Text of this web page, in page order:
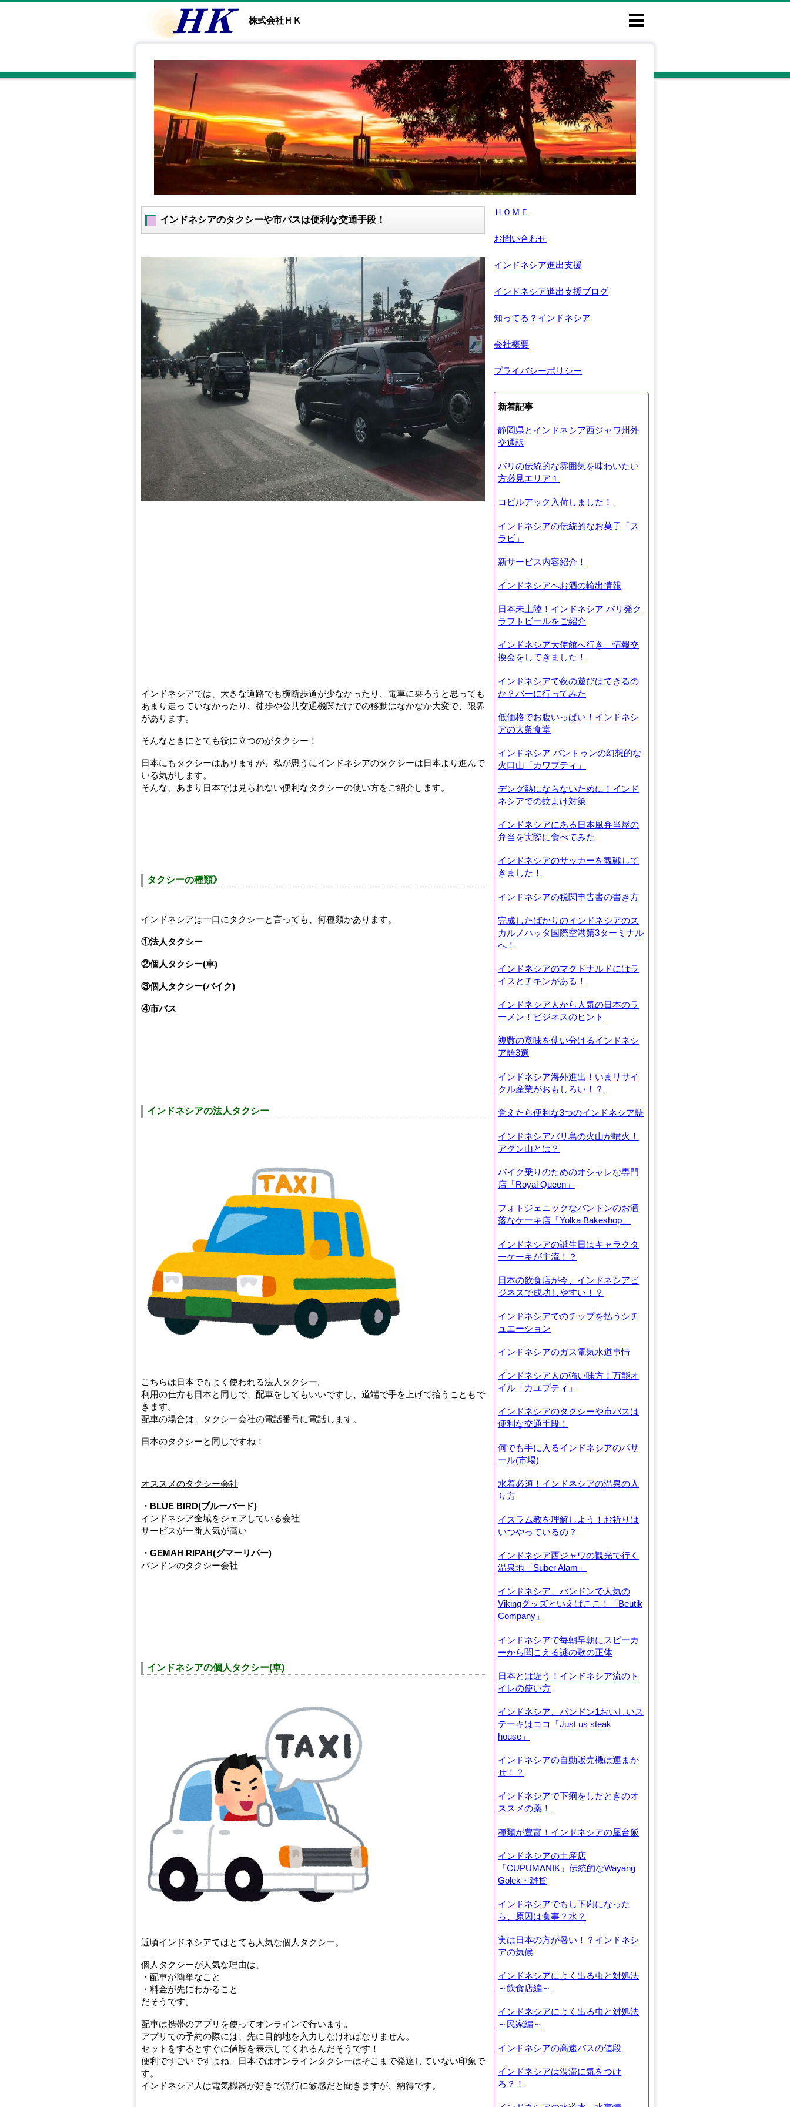
株式会社ＨＫ
インドネシアのタクシーや市バスは便利な交通手段！
インドネシアでは、大きな道路でも横断歩道が少なかったり、電車に乗ろうと思っても
あまり走っていなかったり、徒歩や公共交通機関だけでの移動はなかなか大変で、限界
があります。
そんなときにとても役に立つのがタクシー！
日本にもタクシーはありますが、私が思うにインドネシアのタクシーは日本より進んで
いる気がします。
そんな、あまり日本では見られない便利なタクシーの使い方をご紹介します。
タクシーの種類》
インドネシアは一口にタクシーと言っても、何種類かあります。
①法人タクシー
②個人タクシー(車)
③個人タクシー(バイク)
④市バス
インドネシアの法人タクシー
こちらは日本でもよく使われる法人タクシー。
利用の仕方も日本と同じで、配車をしてもいいですし、道端で手を上げて拾うこともで
きます。
配車の場合は、タクシー会社の電話番号に電話します。
日本のタクシーと同じですね！
オススメのタクシー会社
・BLUE BIRD(ブルーバード)
インドネシア全域をシェアしている会社
サービスが一番人気が高い
・GEMAH RIPAH(グマーリパー)
バンドンのタクシー会社
インドネシアの個人タクシー(車)
近頃インドネシアではとても人気な個人タクシー。
個人タクシーが人気な理由は、
・配車が簡単なこと
・料金が先にわかること
だそうです。
配車は携帯のアプリを使ってオンラインで行います。
アプリでの予約の際には、先に目的地を入力しなければなりません。
セットをするとすぐに値段を表示してくれるんだそうです！
便利ですごいですよね。日本ではオンラインタクシーはそこまで発達していない印象で
す。
インドネシア人は電気機器が好きで流行に敏感だと聞きますが、納得です。
ＨＯＭＥ
お問い合わせ
インドネシア進出支援
インドネシア進出支援ブログ
知ってる？インドネシア
会社概要
プライバシーポリシー
新着記事
静岡県とインドネシア西ジャワ州外
交通訳
バリの伝統的な雰囲気を味わいたい
方必見エリア１
コピルアック入荷しました！
インドネシアの伝統的なお菓子「ス
ラビ」
新サービス内容紹介！
インドネシアへお酒の輸出情報
日本未上陸！インドネシア バリ発ク
ラフトビールをご紹介
インドネシア大使館へ行き、情報交
換会をしてきました！
インドネシアで夜の遊びはできるの
か？バーに行ってみた
低価格でお腹いっぱい！インドネシ
アの大衆食堂
インドネシア バンドゥンの幻想的な
火口山「カワプティ」
デング熱にならないために！インド
ネシアでの蚊よけ対策
インドネシアにある日本風弁当屋の
弁当を実際に食べてみた
インドネシアのサッカーを観戦して
きました！
インドネシアの税関申告書の書き方
完成したばかりのインドネシアのス
カルノハッタ国際空港第3ターミナル
へ！
インドネシアのマクドナルドにはラ
イスとチキンがある！
インドネシア人から人気の日本のラ
ーメン！ビジネスのヒント
複数の意味を使い分けるインドネシ
ア語3選
インドネシア海外進出！いまリサイ
クル産業がおもしろい！？
覚えたら便利な3つのインドネシア語
インドネシアバリ島の火山が噴火！
アグン山とは？
バイク乗りのためのオシャレな専門
店「Royal Queen」
フォトジェニックなバンドンのお洒
落なケーキ店「Yolka Bakeshop」
インドネシアの誕生日はキャラクタ
ーケーキが主流！？
日本の飲食店が今、インドネシアビ
ジネスで成功しやすい！？
インドネシアでのチップを払うシチ
ュエーション
インドネシアのガス電気水道事情
インドネシア人の強い味方！万能オ
イル「カユプティ」
インドネシアのタクシーや市バスは
便利な交通手段！
何でも手に入るインドネシアのパサ
ール(市場)
水着必須！インドネシアの温泉の入
り方
イスラム教を理解しよう！お祈りは
いつやっているの？
インドネシア西ジャワの観光で行く
温泉地「Suber Alam」
インドネシア、バンドンで人気の
Vikingグッズといえばここ！「Beutik
Company」
インドネシアで毎朝早朝にスピーカ
ーから聞こえる謎の歌の正体
日本とは違う！インドネシア流のト
イレの使い方
インドネシア、バンドン1おいしいス
テーキはココ「Just us steak
house」
インドネシアの自動販売機は運まか
せ！？
インドネシアで下痢をしたときのオ
ススメの薬！
種類が豊富！インドネシアの屋台飯
インドネシアの土産店
「CUPUMANIK」伝統的なWayang
Golek・雑貨
インドネシアでもし下痢になった
ら、原因は食事？水？
実は日本の方が暑い！？インドネシ
アの気候
インドネシアによく出る虫と対処法
～飲食店編～
インドネシアによく出る虫と対処法
～民家編～
インドネシアの高速バスの値段
インドネシアは渋滞に気をつけ
ろ？！